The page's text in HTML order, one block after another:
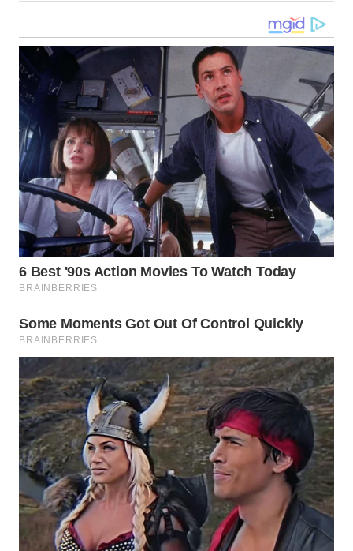
KALSEL
WN
KALTIM
WN
SULSEL
WN
GORONTALO
WN
SULUT
WN
MALUKU
WN
MALUT
WN
DAIRI
WN
DANAU
TOBA